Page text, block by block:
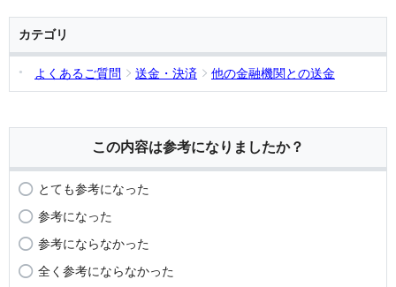
カテゴリ
よくあるご質問 送金・決済 他の金融機関との送金
この内容は参考になりましたか？
とても参考になった
参考になった
参考にならなかった
全く参考にならなかった